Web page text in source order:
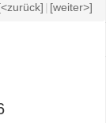
| [weiter>]